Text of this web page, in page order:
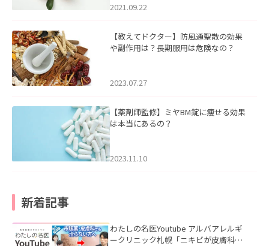
2021.09.22
【教えてドクター】防風通聖散の効果
や副作用は？長期服用は危険なの？
2023.07.27
【薬剤師監修】ミヤBM錠に痩せる効果
は本当にあるの？
2023.11.10
新着記事
わたしの名医Youtube アルバアレルギ
ークリニック札幌「ニキビが皮膚科で